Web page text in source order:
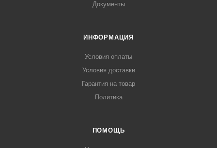
Документы
ИНФОРМАЦИЯ
Условия оплаты
Условия доставки
Гарантия на товар
Политика
ПОМОЩЬ